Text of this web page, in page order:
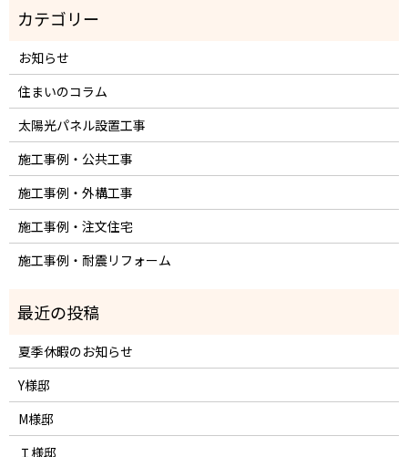
お知らせ
住まいのコラム
太陽光パネル設置工事
施工事例・公共工事
施工事例・外構工事
施工事例・注文住宅
施工事例・耐震リフォーム
夏季休暇のお知らせ
Y様邸
M様邸
Ｉ様邸